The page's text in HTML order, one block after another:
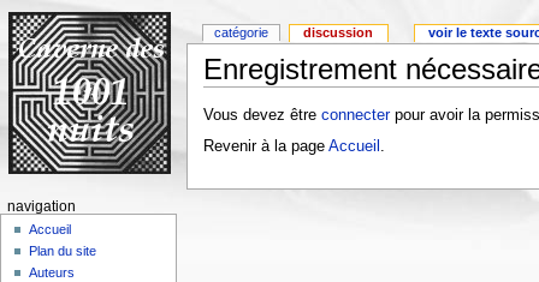
Enregistrement
Vous devez être connecterpour avoir la
Revenir à la page Accueil
catégorie discussion voir le texte
navigation
Accueil
Plan du site
Auteurs